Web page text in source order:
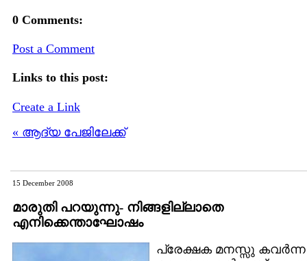
0 Comments:
Post a Comment
Links to this post:
Create a Link
« ആദ്യ പേജിലേക്ക്
15 December 2008
മാരുതി പറയുന്നു- നിങ്ങളില്ലാതെ
എനിക്കെന്താഘോഷം
പ്രേക്ഷക മനസ്സു കവര്‍ന്ന